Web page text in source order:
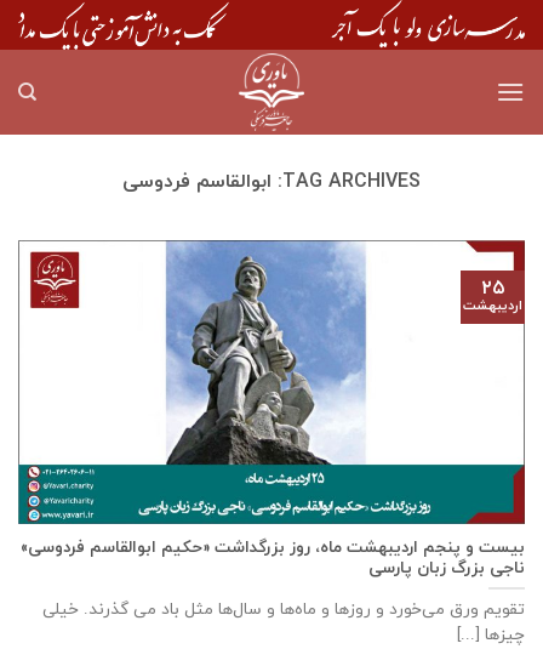
Skip
to
TAG ARCHIVES: ابوالقاسم فردوسی
بیست و پنجم اردیبهشت ماه، روز بزرگداشت «حکیم ابوالقاسم فردوسی»
ناجی بزرگ زبان پارسی
تقویم ورق می‌خورد و روزها و ماه‌ها و سال‌ها مثل باد می گذرند. خیلی
چیزها [...]
۲۵
اردیبهشت